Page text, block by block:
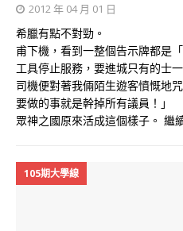
2012 年 04 月 01 日
希臘有點不對勁。
甫下機，看到一整個告示牌都是
工具停止服務，要進城只有的士
司機便對著我倆陌生遊客憤慨地
要做的事就是幹掉所有議員！」
眾神之國原來活成這個樣子。 繼
105期大學線